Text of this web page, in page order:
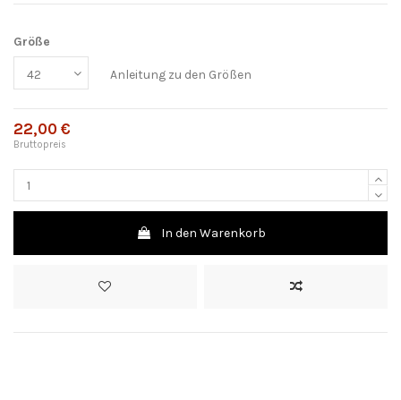
Größe
Anleitung zu den Größen
22,00 €
Bruttopreis
In den Warenkorb